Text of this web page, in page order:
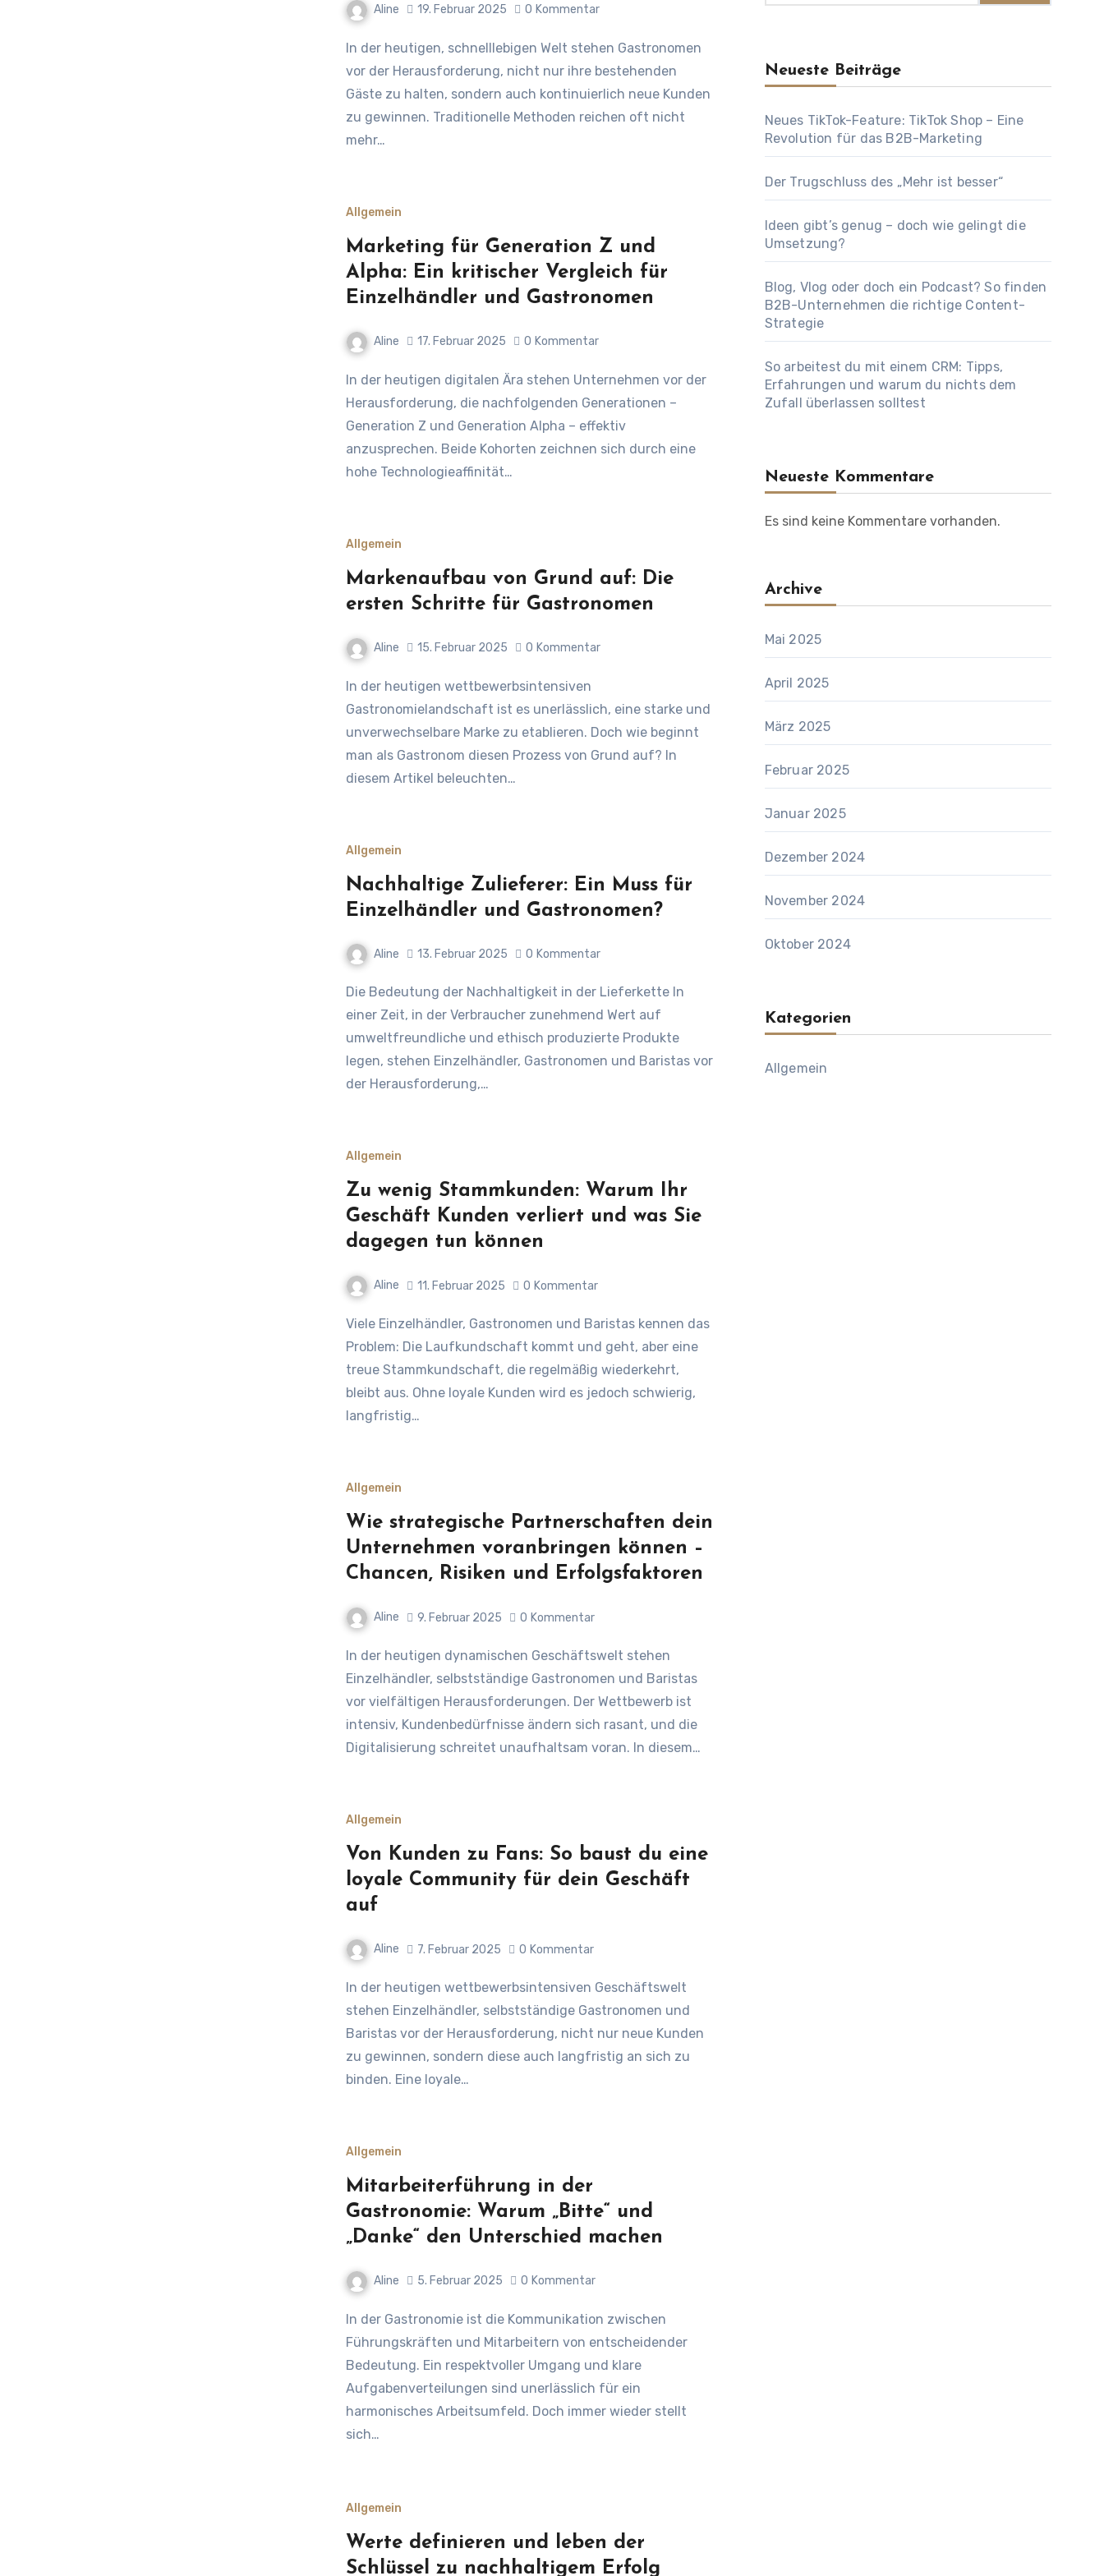
Aline 19. Februar 2025 0 Kommentar
In der heutigen, schnelllebigen Welt stehen Gastronomen
vor der Herausforderung, nicht nur ihre bestehenden
Gäste zu halten, sondern auch kontinuierlich neue Kunden
zu gewinnen. Traditionelle Methoden reichen oft nicht
mehr…
Allgemein
Marketing für Generation Z und
Alpha: Ein kritischer Vergleich für
Einzelhändler und Gastronomen
Aline 17. Februar 2025 0 Kommentar
In der heutigen digitalen Ära stehen Unternehmen vor der
Herausforderung, die nachfolgenden Generationen –
Generation Z und Generation Alpha – effektiv
anzusprechen. Beide Kohorten zeichnen sich durch eine
hohe Technologieaffinität…
Allgemein
Markenaufbau von Grund auf: Die
ersten Schritte für Gastronomen
Aline 15. Februar 2025 0 Kommentar
In der heutigen wettbewerbsintensiven
Gastronomielandschaft ist es unerlässlich, eine starke und
unverwechselbare Marke zu etablieren. Doch wie beginnt
man als Gastronom diesen Prozess von Grund auf? In
diesem Artikel beleuchten…
Allgemein
Nachhaltige Zulieferer: Ein Muss für
Einzelhändler und Gastronomen?
Aline 13. Februar 2025 0 Kommentar
Die Bedeutung der Nachhaltigkeit in der Lieferkette In
einer Zeit, in der Verbraucher zunehmend Wert auf
umweltfreundliche und ethisch produzierte Produkte
legen, stehen Einzelhändler, Gastronomen und Baristas vor
der Herausforderung,…
Allgemein
Zu wenig Stammkunden: Warum Ihr
Geschäft Kunden verliert und was Sie
dagegen tun können
Aline 11. Februar 2025 0 Kommentar
Viele Einzelhändler, Gastronomen und Baristas kennen das
Problem: Die Laufkundschaft kommt und geht, aber eine
treue Stammkundschaft, die regelmäßig wiederkehrt,
bleibt aus. Ohne loyale Kunden wird es jedoch schwierig,
langfristig…
Allgemein
Wie strategische Partnerschaften dein
Unternehmen voranbringen können –
Chancen, Risiken und Erfolgsfaktoren
Aline 9. Februar 2025 0 Kommentar
Einzelhändler, selbstständige Gastronomen und Baristas
vor vielfältigen Herausforderungen. Der Wettbewerb ist
intensiv, Kundenbedürfnisse ändern sich rasant, und die
Digitalisierung schreitet unaufhaltsam voran. In diesem…
Allgemein
Von Kunden zu Fans: So baust du eine
loyale Community für dein Geschäft
auf
Aline 7. Februar 2025 0 Kommentar
In der heutigen wettbewerbsintensiven Geschäftswelt
stehen Einzelhändler, selbstständige Gastronomen und
Baristas vor der Herausforderung, nicht nur neue Kunden
zu gewinnen, sondern diese auch langfristig an sich zu
binden. Eine loyale…
Allgemein
Mitarbeiterführung in der
Gastronomie: Warum „Bitte“ und
„Danke“ den Unterschied machen
Aline 5. Februar 2025 0 Kommentar
In der Gastronomie ist die Kommunikation zwischen
Führungskräften und Mitarbeitern von entscheidender
Bedeutung. Ein respektvoller Umgang und klare
Aufgabenverteilungen sind unerlässlich für ein
harmonisches Arbeitsumfeld. Doch immer wieder stellt
sich…
Allgemein
Werte definieren und leben der
Schlüssel zu nachhaltigem Erfolg
Neueste Beiträge
Neues TikTok-Feature: TikTok Shop – Eine
Revolution für das B2B-Marketing
Der Trugschluss des „Mehr ist besser“
Ideen gibt’s genug – doch wie gelingt die
Umsetzung?
Blog, Vlog oder doch ein Podcast? So finden
B2B-Unternehmen die richtige Content-
Strategie
So arbeitest du mit einem CRM: Tipps,
Erfahrungen und warum du nichts dem
Zufall überlassen solltest
Neueste Kommentare
Es sind keine Kommentare vorhanden.
Archive
Mai 2025
April 2025
März 2025
Februar 2025
Januar 2025
Dezember 2024
November 2024
Oktober 2024
Kategorien
Allgemein